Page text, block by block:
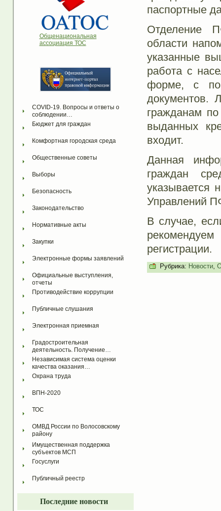
Общенациональная
ассоциация ТОС
COVID-19. Вопросы и ответы о
соблюдении…
Бюджет для граждан
Комфортная городская среда
Общественные советы
Выборы
Безопасность
Законодательство
Нормативные акты
Закупки
Электронные формы заявлений
Официальные выступления,
отчеты
Противодействие коррупции
Публичные слушания
Электронная приемная
Градостроительная
деятельность. Получение…
Независимая система оценки
качества оказания…
Охрана труда
ВПН-2020
ТОС
ОМВД России по Волосовскому
району
Имущественная поддержка
субъектов МСП
Госуслуги
Публичный реестр
Последние новости
паспортные
Отделение
области
указанные
работа с
форме, с
документов.
гражданам
выданных
входит.
Данная
граждан
указывается
Управлений
В случае,
регистрации.
Рубрика: Новости,